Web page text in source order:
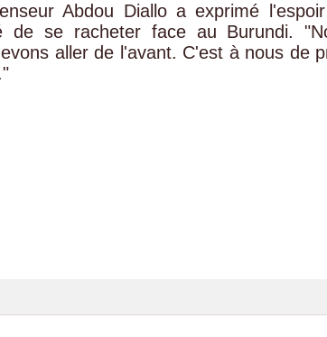
Abdou Diallo a exprimé
de se racheter face au Burundi.
aller de l'avant. C'est à nous de